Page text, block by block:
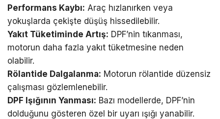
Performans Kaybı: Araç hızlanırken veya
yokuşlarda çekişte düşüş hissedilebilir.
Yakıt Tüketiminde Artış: DPF’nin tıkanması,
motorun daha fazla yakıt tüketmesine neden
olabilir.
Rölantide Dalgalanma: Motorun rölantide düzensiz
çalışması gözlemlenebilir.
DPF Işığının Yanması: Bazı modellerde, DPF’nin
dolduğunu gösteren özel bir uyarı ışığı yanabilir.